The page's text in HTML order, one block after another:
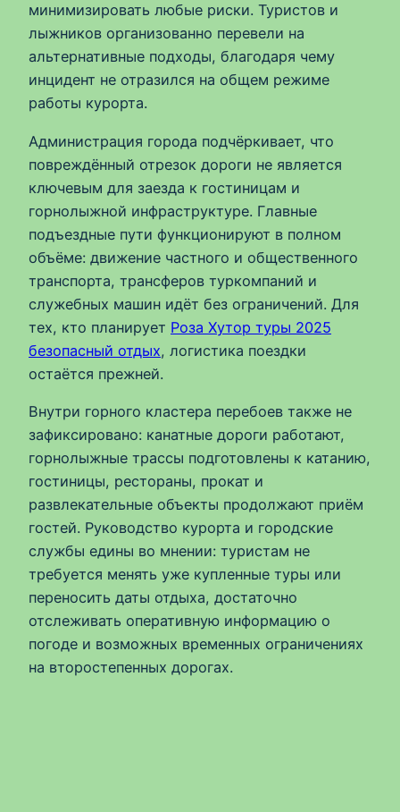
минимизировать любые риски. Туристов и
лыжников организованно перевели на
альтернативные подходы, благодаря чему
инцидент не отразился на общем режиме
работы курорта.
Администрация города подчёркивает, что
повреждённый отрезок дороги не является
ключевым для заезда к гостиницам и
горнолыжной инфраструктуре. Главные
подъездные пути функционируют в полном
объёме: движение частного и общественного
транспорта, трансферов туркомпаний и
служебных машин идёт без ограничений. Для
тех, кто планирует Роза Хутор туры 2025
безопасный отдых, логистика поездки
остаётся прежней.
Внутри горного кластера перебоев также не
зафиксировано: канатные дороги работают,
горнолыжные трассы подготовлены к катанию,
гостиницы, рестораны, прокат и
развлекательные объекты продолжают приём
гостей. Руководство курорта и городские
службы едины во мнении: туристам не
требуется менять уже купленные туры или
переносить даты отдыха, достаточно
отслеживать оперативную информацию о
погоде и возможных временных ограничениях
на второстепенных дорогах.